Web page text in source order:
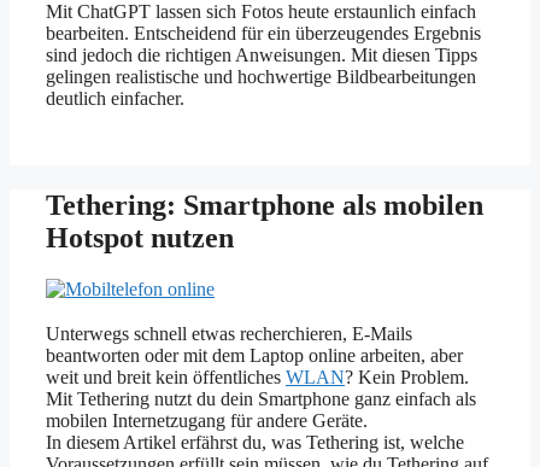
Mit ChatGPT lassen sich Fotos heute erstaunlich einfach
bearbeiten. Entscheidend für ein überzeugendes Ergebnis
sind jedoch die richtigen Anweisungen. Mit diesen Tipps
gelingen realistische und hochwertige Bildbearbeitungen
deutlich einfacher.
Tethering: Smartphone als mobilen
Hotspot nutzen
Unterwegs schnell etwas recherchieren, E-Mails
beantworten oder mit dem Laptop online arbeiten, aber
weit und breit kein öffentliches WLAN? Kein Problem.
Mit Tethering nutzt du dein Smartphone ganz einfach als
mobilen Internetzugang für andere Geräte.
In diesem Artikel erfährst du, was Tethering ist, welche